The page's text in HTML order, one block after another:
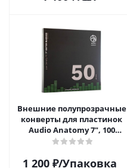
Внешние полупрозрачные
конверты для пластинок
Audio Anatomy 7", 100
микрон, полиэтилен (50 шт)
1 200₽/Упаковка